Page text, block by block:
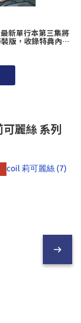
新單行本第三集將
版，收錄特典內容
麗絲 系列